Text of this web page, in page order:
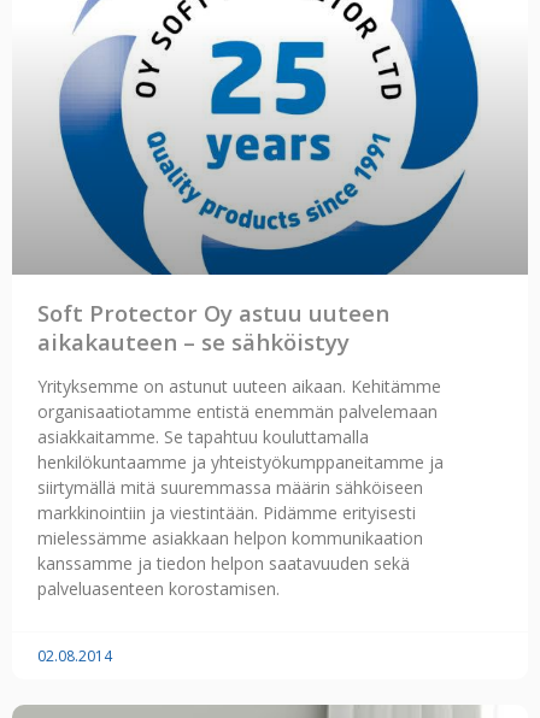
Soft Protector Oy astuu uuteen
aikakauteen – se sähköistyy
Yrityksemme on astunut uuteen aikaan. Kehitämme
organisaatiotamme entistä enemmän palvelemaan
asiakkaitamme. Se tapahtuu kouluttamalla
henkilökuntaamme ja yhteistyökumppaneitamme ja
siirtymällä mitä suuremmassa määrin sähköiseen
markkinointiin ja viestintään. Pidämme erityisesti
mielessämme asiakkaan helpon kommunikaation
kanssamme ja tiedon helpon saatavuuden sekä
palveluasenteen korostamisen.
02.08.2014